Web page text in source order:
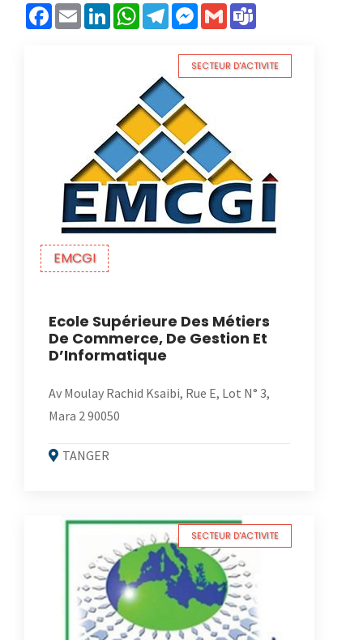
Facebook
Email LinkedInWhatsAppTelegramMessenger
Gmail
EMCGI
SECTEUR D'ACTIVITE
Ecole Supérieure Des Métiers
De Commerce, De Gestion Et
D’Informatique
Av Moulay Rachid Ksaibi, Rue E, Lot N° 3,
Mara 2 90050
TANGER
SECTEUR D'ACTIVITE